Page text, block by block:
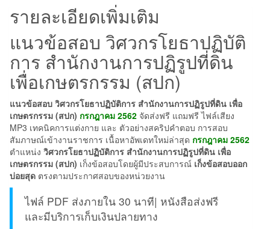
การ
ที่ดิน
ชิ้น
รายละเอียดเพิ่มเติม
แนวข้อสอบ วิศวกรโยธาปฏิบัติ
การ สำนักงานการปฏิรูปที่ดิน
เพื่อเกษตรกรรม (สปก)
แนวข้อสอบ วิศวกรโยธาปฏิบัติการ สำนักงานการปฏิรูปที่ดิน เพื่อ
เกษตรกรรม (สปก) กรกฎาคม 2562 จัดส่งฟรี แถมฟรี ไฟล์เสียง
MP3 เทคนิคการแต่งกาย และ ตัวอย่างสคริปคำตอบ การสอบ
สัมภาษณ์เข้างานราชการ เนื้อหาอัพเดทใหม่ล่าสุด กรกฎาคม 2562
ตำแหน่ง วิศวกรโยธาปฏิบัติการ สำนักงานการปฏิรูปที่ดิน เพื่อ
เกษตรกรรม (สปก) เก็งข้อสอบโดยผู้มีประสบการณ์ เก็งข้อสอบออก
บ่อยสุด ตรงตามประกาศสอบของหน่วยงาน
ไฟล์ PDF ส่งภายใน 30 นาที| หนังสือส่งฟรี
และมีบริการเก็บเงินปลายทาง